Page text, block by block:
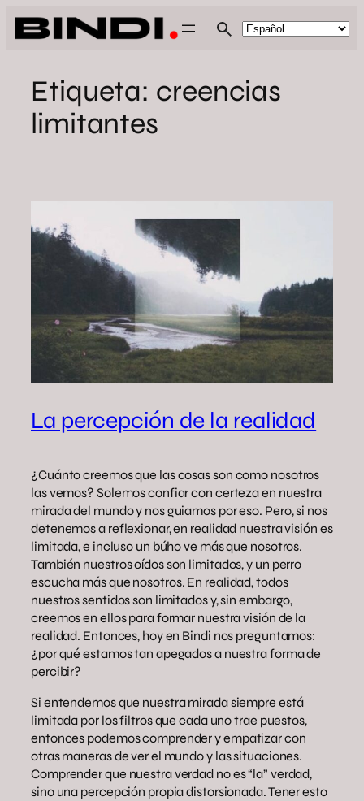
Saltar
al
Etiqueta: creencias
limitantes
La percepción de la realidad
¿Cuánto creemos que las cosas son como nosotros
las vemos? Solemos confiar con certeza en nuestra
mirada del mundo y nos guiamos por eso. Pero, si nos
detenemos a reflexionar, en realidad nuestra visión es
limitada, e incluso un búho ve más que nosotros.
También nuestros oídos son limitados, y un perro
escucha más que nosotros. En realidad, todos
nuestros sentidos son limitados y, sin embargo,
creemos en ellos para formar nuestra visión de la
realidad. Entonces, hoy en Bindi nos preguntamos:
¿por qué estamos tan apegados a nuestra forma de
percibir?
Si entendemos que nuestra mirada siempre está
limitada por los filtros que cada uno trae puestos,
entonces podemos comprender y empatizar con
otras maneras de ver el mundo y las situaciones.
Comprender que nuestra verdad no es “la” verdad,
sino una percepción propia distorsionada. Tener esto